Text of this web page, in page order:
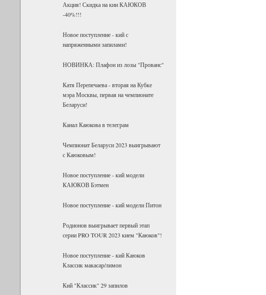
Акция! Скидка на кии КАЮКОВ
-40%!!!
Новое поступление - кий с
напряженными запилами!
НОВИНКА: Плафон из лозы "Прованс"
Катя Перепечаева - вторая на Кубке
мэра Москвы, первая на чемпионате
Беларуси!
Канал Каюкова в телеграм
Чемпионат Беларуси 2023 выигрывают
с Каюковым!
Новое поступление - кий модели
КАЮКОВ Бэтмен
Новое поступление - кий модели Питон
Родионов выигрывает первый этап
серии PRO TOUR 2023 кием "Каюков"!
Новое поступление - кий Каюков
Классик макасар/лимон
Кий "Классик" 29 запилов